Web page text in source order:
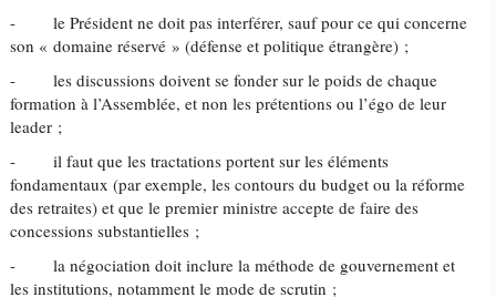
- le Président ne doit pas interférer, sauf pour ce qui concerne
son « domaine réservé » (défense et politique étrangère) ;
- les discussions doivent se fonder sur le poids de chaque
formation à l’Assemblée, et non les prétentions ou l’égo de leur
leader ;
- il faut que les tractations portent sur les éléments
fondamentaux (par exemple, les contours du budget ou la réforme
des retraites) et que le premier ministre accepte de faire des
concessions substantielles ;
- la négociation doit inclure la méthode de gouvernement et
les institutions, notamment le mode de scrutin ;